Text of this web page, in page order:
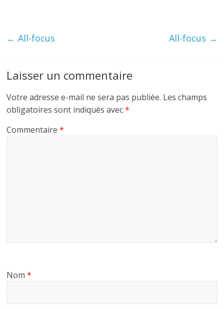
← All-focus All-focus →
Laisser un commentaire
Votre adresse e-mail ne sera pas publiée. Les champs
obligatoires sont indiqués avec*
Commentaire*
Nom*